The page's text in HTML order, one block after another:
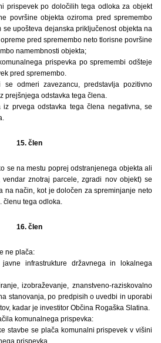
prispevek po določilih tega odloka za objekt
površine objekta oziroma pred spremembo
se upošteva dejanska priključenost objekta na
pred spremembo neto tlorisne površine
namembnosti objekta;
prispevka po spremembi odšteje
pred spremembo.
odmeri zavezancu, predstavlja pozitivno
prejšnjega odstavka tega člena.
prvega odstavka tega člena negativna, se
15. člen
se na mestu poprej odstranjenega objekta ali
znotraj parcele, zgradi nov objekt) se
na način, kot je določen za spreminjanje neto
tega odloka.
16. člen
ne plača:
infrastrukture državnega in lokalnega
izobraževanje, znanstveno-raziskovalno
stanovanja, po predpisih o uvedbi in uporabi
kadar je investitor Občina Rogaška Slatina.
komunalnega prispevka:
stavbe se plača komunalni prispevek v višini
prispevka,